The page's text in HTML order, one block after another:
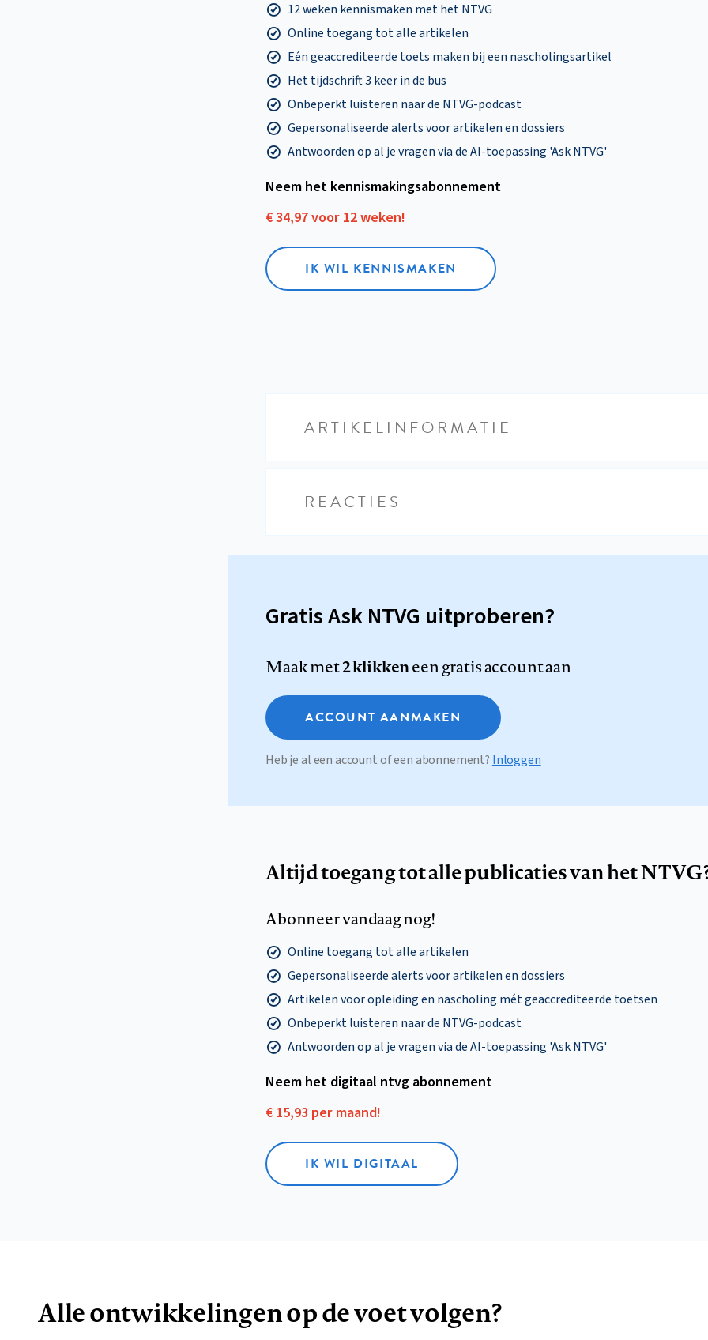
12 weken kennismaken met het NTVG
Online toegang tot alle artikelen
Eén geaccrediteerde toets maken bij een nascholingsartikel
Het tijdschrift 3 keer in de bus
Onbeperkt luisteren naar de NTVG-podcast
Gepersonaliseerde alerts voor artikelen en dossiers
Antwoorden op al je vragen via de AI-toepassing 'Ask NTVG'
Neem het kennismakings­abonnement
€ 34,97 voor 12 weken!
IK WIL KENNISMAKEN
ARTIKELINFORMATIE
REACTIES
Gratis Ask NTVG uitproberen?
Maak met2 klikkeneen gratis account aan
ACCOUNT AANMAKEN
Heb je al een account of een abonnement? Inloggen
Altijd toegang tot alle publicaties van het
Abonneer vandaag nog!
Online toegang tot alle artikelen
Gepersonaliseerde alerts voor artikelen en dossiers
Artikelen voor opleiding en nascholing mét geaccrediteerde toetsen
Onbeperkt luisteren naar de NTVG-podcast
Antwoorden op al je vragen via de AI-toepassing 'Ask NTVG'
Neem het digitaal ntvg abonnement
€ 15,93 per maand!
IK WIL DIGITAAL
Alle ontwikkelingen op de voet volgen?